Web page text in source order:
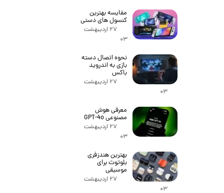
مقایسه بهترین
کنسول های دستی
۲۷ اردیبهشت
۰۳
نحوه اتصال دسته
بازی به اندروید
باکس
۲۷ اردیبهشت
۰۳
معرفی هوش
مصنوعی GPT-4o
۲۷ اردیبهشت
۰۳
بهترین هندزفری
بلوتوث برای
موسیقی
۲۷ اردیبهشت
۰۳